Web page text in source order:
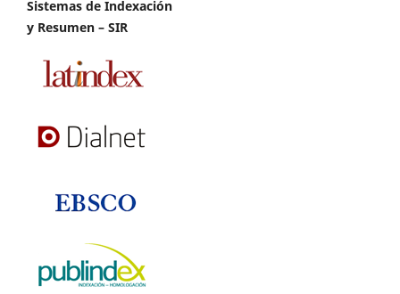
Sistemas de Indexación
y Resumen – SIR